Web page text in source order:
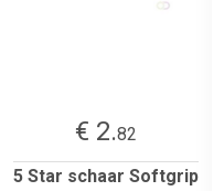
€ 2.82
5 Star schaar Softgrip